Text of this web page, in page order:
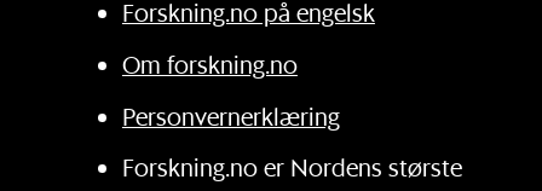
Forskning.no på engelsk
Om forskning.no
Personvernerklæring
Forskning.no er Nordens største